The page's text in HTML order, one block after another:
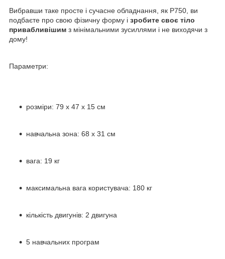
Вибравши таке просте і сучасне обладнання, як P750, ви
подбаєте про свою фізичну форму і зробите своє тіло
привабливішим з мінімальними зусиллями і не виходячи з
дому!
Параметри:
розміри: 79 х 47 х 15 см
навчальна зона: 68 х 31 см
вага: 19 кг
максимальна вага користувача: 180 кг
кількість двигунів: 2 двигуна
5 навчальних програм